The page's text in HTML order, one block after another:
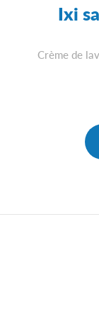
Ixi
Crème de